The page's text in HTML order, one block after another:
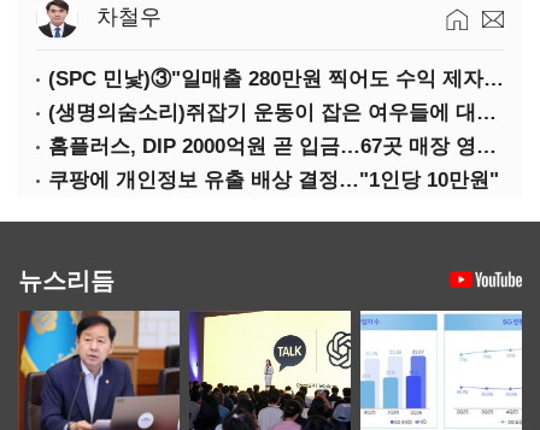
차철우
(SPC 민낯)③"일매출 280만원 찍어도 수익 제자리"…점주 울리는 '상시 할인'
(생명의숨소리)쥐잡기 운동이 잡은 여우들에 대하여
홈플러스, DIP 2000억원 곧 입금…67곳 매장 영업 재개 예정
쿠팡에 개인정보 유출 배상 결정…"1인당 10만원"
뉴스리듬